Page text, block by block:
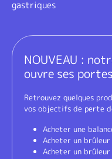
gastriques
NOUVEAU :
ouvre ses
Retrouvez quelques
vos objectifs de perte
Acheter une
Acheter un brûleur
Acheter un